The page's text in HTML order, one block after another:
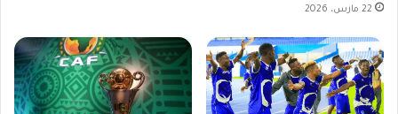
22 مارس، 2026